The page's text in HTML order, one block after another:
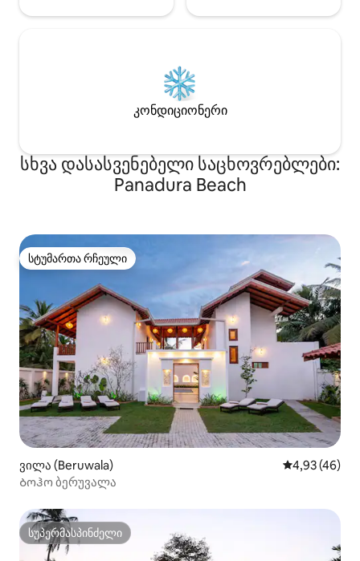
კონდიციონერი
სხვა დასასვენებელი საცხოვრებლები:
Panadura Beach
სტუმართა რჩეული
სტუმართა რჩეული
ვილა (Beruwala) საშუალო
4,93 (46)
Ბოჰო ბერუვალა
სუპერმასპინძელი
სუპერმასპინძელი